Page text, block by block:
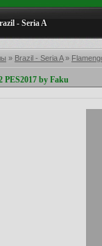
- Seria A
» Brazil - Seria A»
PES2017 by Faku